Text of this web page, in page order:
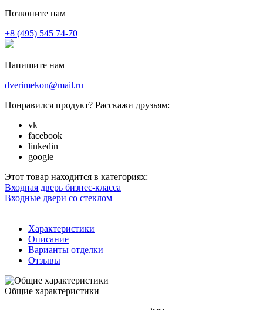
Позвоните нам
+8 (495) 545 74-70
Напишите нам
dverimekon@mail.ru
Понравился продукт? Расскажи друзьям:
vk
facebook
linkedin
google
Этот товар находится в категориях:
Входная дверь бизнес-класса
Входные двери со стеклом
Характеристики
Описание
Варианты отделки
Отзывы
Общие характеристики